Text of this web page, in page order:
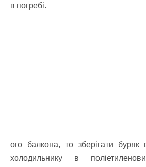
в погребі.
ого балкона, то зберігати
холодильнику в